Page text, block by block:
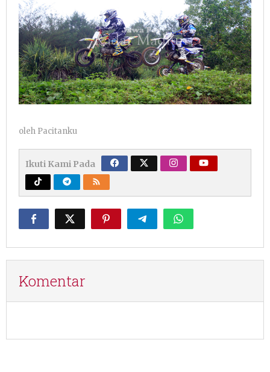
oleh Pacitanku
Ikuti Kami Pada
Komentar